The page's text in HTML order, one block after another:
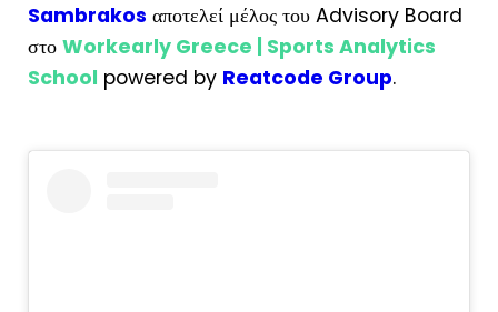
Sambrakos αποτελεί μέλος του Advisory Board
στο Workearly Greece | Sports Analytics
School powered by Reatcode Group.